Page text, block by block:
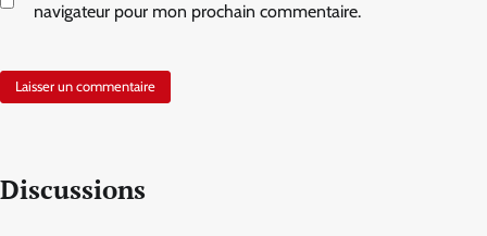
navigateur pour mon prochain commentaire.
Discussions